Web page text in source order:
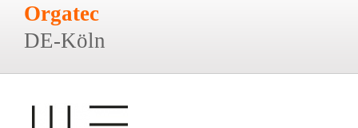
Orgatec
DE-Köln